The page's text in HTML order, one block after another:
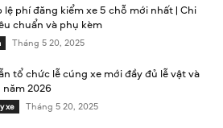
lệ phí đăng kiểm xe 5 chỗ mới nhất | Chi
chuẩn và phụ kèm
Tháng 5 20, 2025
tổ chức lễ cúng xe mới đầy đủ lễ vật và
2026
xe Tháng 5 20, 2025